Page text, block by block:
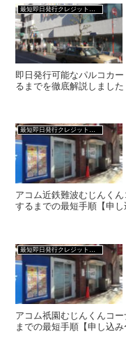
最短即日発行クレジットカード
即日発行可能なパルコカ
るまでを徹底解説しました
アコム近鉄難波むじんく
するまでの最短手順【申し
最短即日発行クレジットカード
アコム祇園むじんくんコ
までの最短手順【申し込